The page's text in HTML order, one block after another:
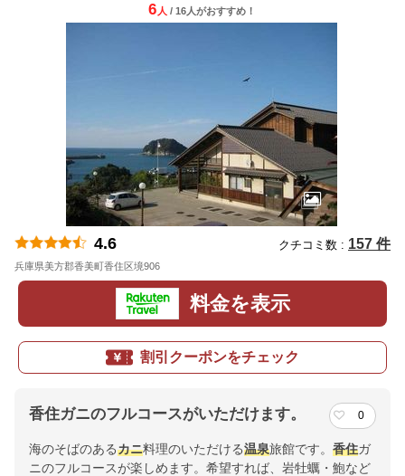
6 人 / 16人がおすすめ！
4.6 クチコミ数 : 157 件
兵庫県美方郡香美町香住区境906
料金を表示
割引クーポンをチェック
香住ガニのフルコースがいただけます。 0
海のそばのあるカニ料理のいただける温泉旅館です。 香住ガ
ニのフルコースが楽しめます。希望すれば、岩牡蠣・鮑など